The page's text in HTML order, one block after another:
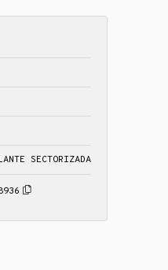
SECTORIZADA